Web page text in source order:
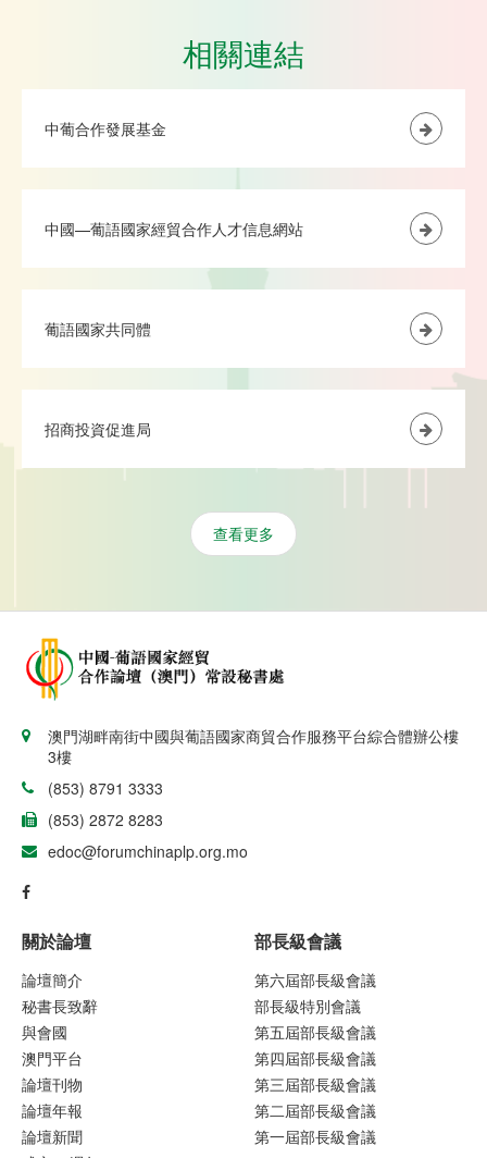
相關連結
中葡合作發展基金
中國—葡語國家經貿合作人才信息網站
葡語國家共同體
招商投資促進局
查看更多
澳門湖畔南街中國與葡語國家商貿合作服務平台綜合體辦公樓
3樓
(853) 8791 3333
(853) 2872 8283
edoc@forumchinaplp.org.mo
關於論壇
論壇簡介
秘書長致辭
與會國
澳門平台
論壇刊物
論壇年報
論壇新聞
部長級會議
第六屆部長級會議
部長級特別會議
第五屆部長級會議
第四屆部長級會議
第三屆部長級會議
第二屆部長級會議
第一屆部長級會議